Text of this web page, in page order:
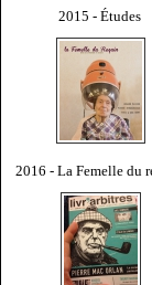
2015 - Études
2016 - La Femelle du